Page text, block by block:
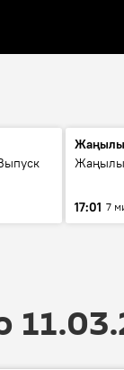
17:01 7